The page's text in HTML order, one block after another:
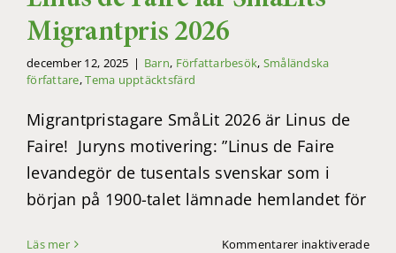
Migrantpris 2026
december 12, 2025 | Barn, Författarbesök, Småländska
författare,Tema upptäcktsfärd
Migrantpristagare SmåLit 2026 är Linus de
Faire! Juryns motivering: ”Linus de Faire
levandegör de tusentals svenskar som i
början på 1900-talet lämnade hemlandet för
Läs mer Kommentarer inaktiveradeför